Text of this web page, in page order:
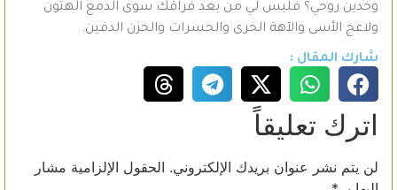
وخدين روحي؟ فليس لي من بعد فراقك سوى الدمع الهتون
ولاعج الأسى والآهة الحرى والحسرات والحزن الدفين.
شارك المقال :
اترك تعليقاً
لن يتم نشر عنوان بريدك الإلكتروني. الحقول الإلزامية مشار